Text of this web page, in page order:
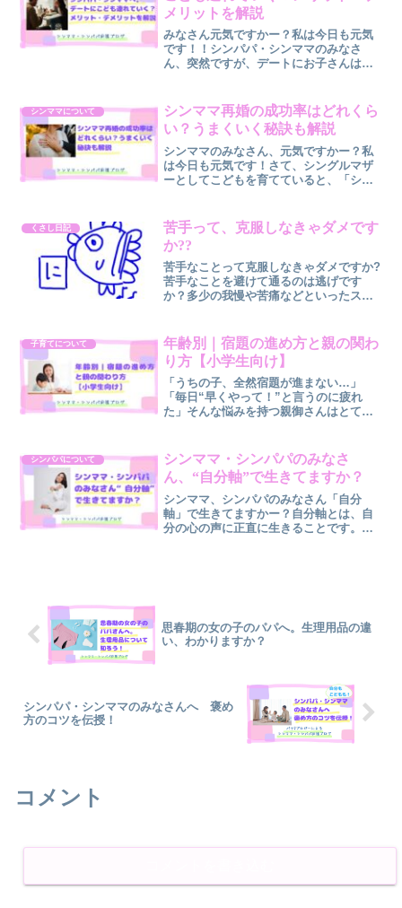
メリットを解説
みなさん元気ですかー？私は今日も元気
です！！シンパパ・シンママのみなさ
ん、突然ですが、デートにお子さんは連
たらいいか悩む方もいると思います。こ
の記事では、チャッピーの力も...
シンママについて
シンママ再婚の成功率はどれくら
い？うまくいく秘訣も解説
シンママのみなさん、元気ですかー？私
は今日も元気です！さて、シングルマザ
ーとしてこどもを育てていると、「シン
になる人も多いのではないでしょうか。
実際、再婚に対して不安を...
くさし日記
苦手って、克服しなきゃダメです
か??
苦手なことって克服しなきゃダメですか?
苦手なことを避けて通るのは逃げです
か？多少の我慢や苦痛などといったスト
ですか？克服した先に何がありますか？
もともと人前で話すのが苦手...
子育てについて
年齢別｜宿題の進め方と親の関わ
り方【小学生向け】
「うちの子、全然宿題が進まない…」
「毎日“早くやって！”と言うのに疲れ
た」そんな悩みを持つ親御さんはとても
けでも、低学年と高学年では効果が変わ
ります。この記事では、小...
シンパパについて
シンママ・シンパパのみなさ
ん、“自分軸”で生きてますか？
シンママ、シンパパのみなさん「自分
軸」で生きてますかー？自分軸とは、自
分の心の声に正直に生きることです。つ
思春期の女の子のパパへ。生理用品の違
い、わかりますか？
シンパパ・シンママのみなさんへ 褒め
方のコツを伝授！
コメント